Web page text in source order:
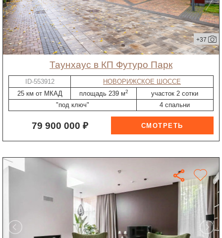
+37
таунхаус в КП Футуро Парк
ID-553912
НОВОРИЖСКОЕ ШОССЕ
25 км от МКАД
площадь 239 м2
участок 2 сотки
"под ключ"
4 спальни
79 900 000 ₽